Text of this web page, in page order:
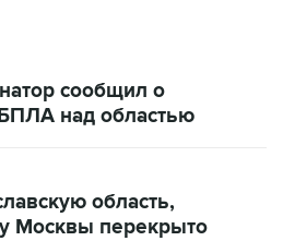
сообщил о
над областью
область,
Москвы перекрыто